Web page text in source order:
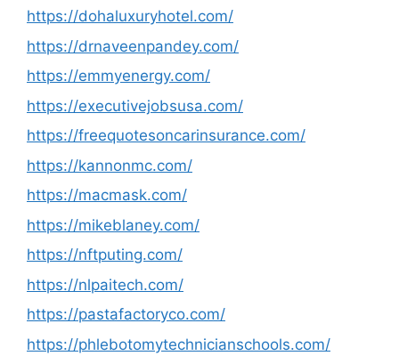
https://dohaluxuryhotel.com/
https://drnaveenpandey.com/
https://emmyenergy.com/
https://executivejobsusa.com/
https://freequotesoncarinsurance.com/
https://kannonmc.com/
https://macmask.com/
https://mikeblaney.com/
https://nftputing.com/
https://nlpaitech.com/
https://pastafactoryco.com/
https://phlebotomytechnicianschools.com/